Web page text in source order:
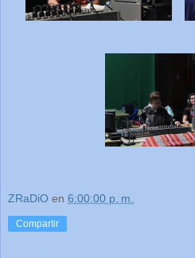
ZRaDiO en 6:00:00 p. m.
Compartir